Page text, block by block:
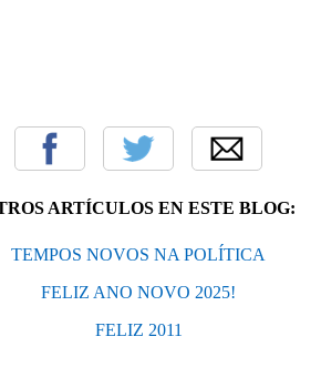
ARTÍCULOS EN ESTE BLOG:
TEMPOS NOVOS NA POLÍTICA
FELIZ ANO NOVO 2025!
FELIZ 2011